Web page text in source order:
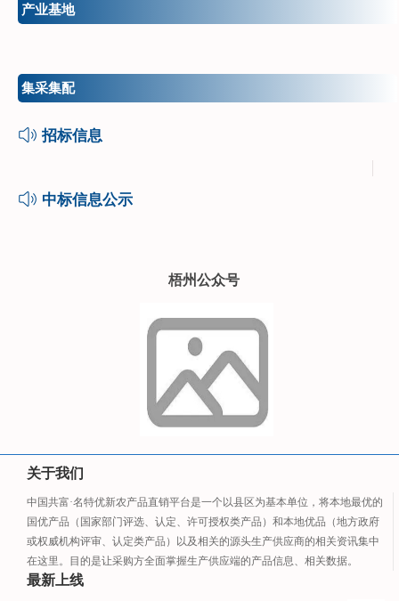
产业基地
集采集配
招标信息
中标信息公示
梧州公众号
关于我们
中国共富·名特优新农产品直销平台是一个以县区为基本单位，将本地最优的
国优产品（国家部门评选、认定、许可授权类产品）和本地优品（地方政府
或权威机构评审、认定类产品）以及相关的源头生产供应商的相关资讯集中
在这里。目的是让采购方全面掌握生产供应端的产品信息、相关数据。
最新上线